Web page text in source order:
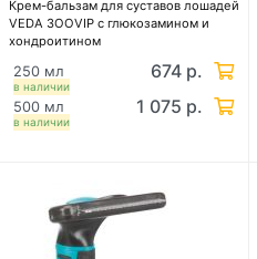
Крем-бальзам для суставов лошадей
VEDA ЗООVIP с глюкозамином и
хондроитином
в наличии
250 мл 674 р.
в наличии
500 мл 1 075 р.